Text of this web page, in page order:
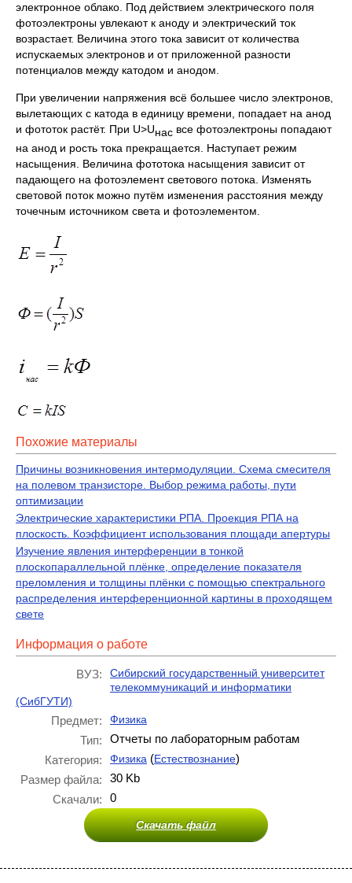
электронное облако. Под действием электрического поля
фотоэлектроны увлекают к аноду и электрический ток
возрастает. Величина этого тока зависит от количества
испускаемых электронов и от приложенной разности
потенциалов между катодом и анодом.
При увеличении напряжения всё большее число электронов,
вылетающих с катода в единицу времени, попадает на анод
и фототок растёт. При U>Uнас все фотоэлектроны попадают
на анод и рость тока прекращается. Наступает режим
насыщения. Величина фототока насыщения зависит от
падающего на фотоэлемент светового потока. Изменять
световой поток можно путём изменения расстояния между
точечным источником света и фотоэлементом.
Похожие материалы
Причины возникновения интермодуляции. Схема смесителя
на полевом транзисторе. Выбор режима работы, пути
оптимизации
Электрические характеристики РПА. Проекция РПА на
плоскость. Коэффициент использования площади апертуры
Изучение явления интерференции в тонкой
плоскопараллельной плёнке, определение показателя
преломления и толщины плёнки с помощью спектрального
распределения интерференционной картины в проходящем
свете
Информация о работе
ВУЗ:
Сибирский государственный университет
телекоммуникаций и информатики
(СибГУТИ)
Предмет: Физика
Тип:
Отчеты по лабораторным работам
Категория:
Физика (Естествознание)
Размер файла:
30 Kb
Скачали:
0
Скачать файл